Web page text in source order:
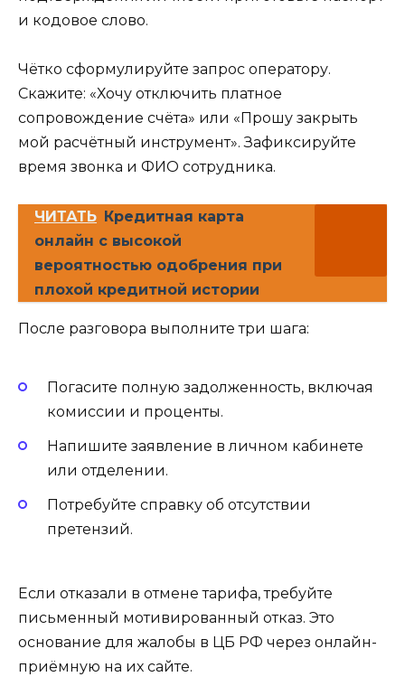
и кодовое слово.
Чётко сформулируйте запрос оператору.
Скажите: «Хочу отключить платное
сопровождение счёта» или «Прошу закрыть
мой расчётный инструмент». Зафиксируйте
время звонка и ФИО сотрудника.
ЧИТАТЬ Кредитная карта
онлайн с высокой
вероятностью одобрения при
плохой кредитной истории
После разговора выполните три шага:
Погасите полную задолженность, включая
комиссии и проценты.
Напишите заявление в личном кабинете
или отделении.
Потребуйте справку об отсутствии
претензий.
Если отказали в отмене тарифа, требуйте
письменный мотивированный отказ. Это
основание для жалобы в ЦБ РФ через онлайн-
приёмную на их сайте.